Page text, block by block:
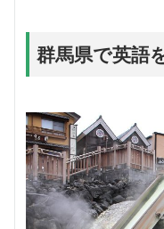
群馬県で英語